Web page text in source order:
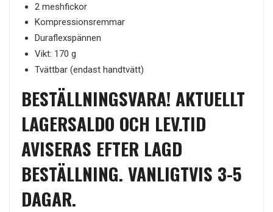
2 meshfickor
Kompressionsremmar
Duraflexspännen
Vikt: 170 g
Tvättbar (endast handtvätt)
BESTÄLLNINGSVARA! AKTUELLT
LAGERSALDO OCH LEV.TID
AVISERAS EFTER LAGD
BESTÄLLNING. VANLIGTVIS 3-5
DAGAR.